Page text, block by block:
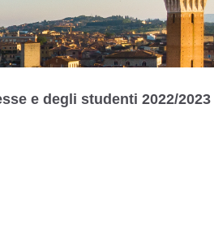
e degli studenti 2022/2023